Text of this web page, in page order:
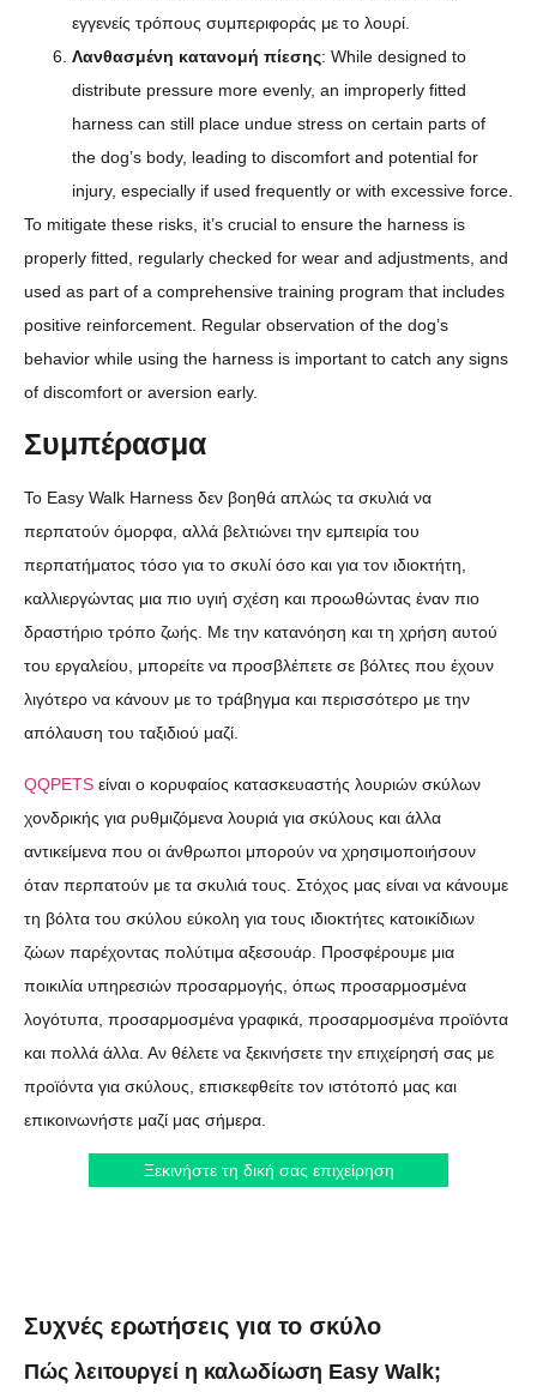
εγγενείς τρόπους συμπεριφοράς με το λουρί.
Λανθασμένη κατανομή πίεσης: While designed to
distribute pressure more evenly, an improperly fitted
harness can still place undue stress on certain parts of
the dog’s body, leading to discomfort and potential for
injury, especially if used frequently or with excessive force.
To mitigate these risks, it’s crucial to ensure the harness is
properly fitted, regularly checked for wear and adjustments, and
used as part of a comprehensive training program that includes
positive reinforcement. Regular observation of the dog’s
behavior while using the harness is important to catch any signs
of discomfort or aversion early.
Συμπέρασμα
Το Easy Walk Harness δεν βοηθά απλώς τα σκυλιά να
περπατούν όμορφα, αλλά βελτιώνει την εμπειρία του
περπατήματος τόσο για το σκυλί όσο και για τον ιδιοκτήτη,
καλλιεργώντας μια πιο υγιή σχέση και προωθώντας έναν πιο
δραστήριο τρόπο ζωής. Με την κατανόηση και τη χρήση αυτού
του εργαλείου, μπορείτε να προσβλέπετε σε βόλτες που έχουν
λιγότερο να κάνουν με το τράβηγμα και περισσότερο με την
απόλαυση του ταξιδιού μαζί.
QQPETS είναι ο κορυφαίος κατασκευαστής λουριών σκύλων
χονδρικής για ρυθμιζόμενα λουριά για σκύλους και άλλα
αντικείμενα που οι άνθρωποι μπορούν να χρησιμοποιήσουν
όταν περπατούν με τα σκυλιά τους. Στόχος μας είναι να κάνουμε
τη βόλτα του σκύλου εύκολη για τους ιδιοκτήτες κατοικίδιων
ζώων παρέχοντας πολύτιμα αξεσουάρ. Προσφέρουμε μια
ποικιλία υπηρεσιών προσαρμογής, όπως προσαρμοσμένα
λογότυπα, προσαρμοσμένα γραφικά, προσαρμοσμένα προϊόντα
και πολλά άλλα. Αν θέλετε να ξεκινήσετε την επιχείρησή σας με
προϊόντα για σκύλους, επισκεφθείτε τον ιστότοπό μας και
επικοινωνήστε μαζί μας σήμερα.
Ξεκινήστε τη δική σας επιχείρηση
Συχνές ερωτήσεις για το σκύλο
Πώς λειτουργεί η καλωδίωση Easy Walk;